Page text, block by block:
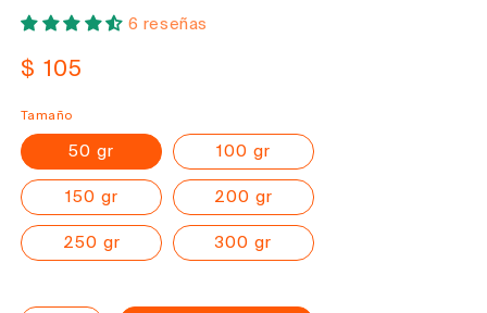
6 reseñas
Precio
$ 105
Tamaño
50 gr 100 gr
150 gr 200 gr
250 gr 300 gr